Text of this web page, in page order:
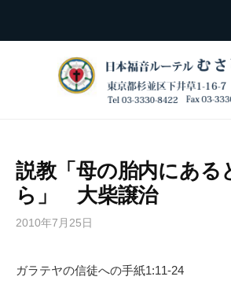
説教「母の胎内にある
ら」 大柴譲治
2010年7月25日
ガラテヤの信徒への手紙1:11-24